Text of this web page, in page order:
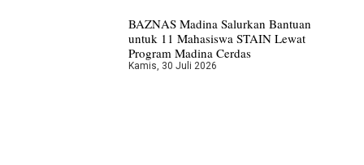
BAZNAS Madina Salurkan Bantuan
untuk 11 Mahasiswa STAIN Lewat
Program Madina Cerdas
Kamis, 30 Juli 2026